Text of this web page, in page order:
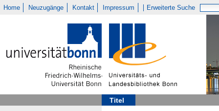
Home Neuzugänge Kontakt Impressum Erweiterte Suche
Titel